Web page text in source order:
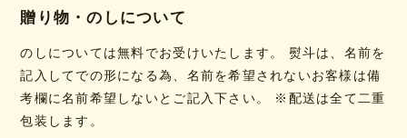
贈り物・のしについて
のしについては無料でお受けいたします。 熨斗は、名前を
記入してでの形になる為、名前を希望されないお客様は備
考欄に名前希望しないとご記入下さい。 ※配送は全て二重
包装します。